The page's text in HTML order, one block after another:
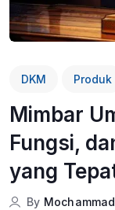
DKM Produk
Mimbar
Fungsi,
yang
By